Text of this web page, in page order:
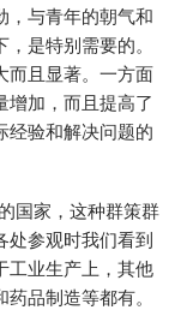
，与青年的朝气和
是特别需要的。
而且显著。一方面
增加，而且提高了
经验和解决问题的
国家，这种群策群
处参观时我们看到
工业生产上，其他
品制造等都有。